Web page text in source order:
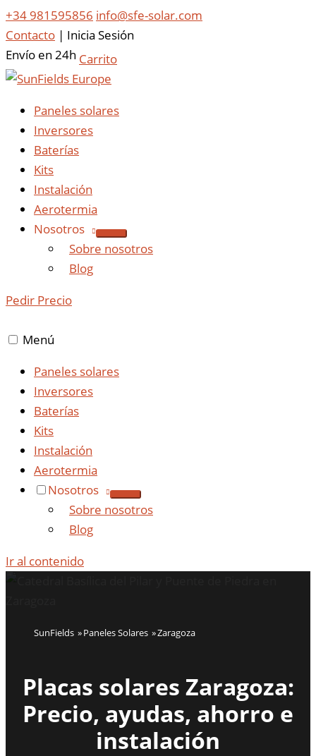
+34 981595856 info@sfe-solar.com
Contacto | Inicia Sesión
Envío en 24h Carrito
Paneles solares
Inversores
Baterías
Kits
Instalación
Aerotermia
Nosotros
Sobre nosotros
Blog
Pedir Precio
Menú
Paneles solares
Inversores
Baterías
Kits
Instalación
Aerotermia
Nosotros
Sobre nosotros
Blog
Ir al contenido
SunFields Paneles Solares Zaragoza
Placas solares Zaragoza:
Precio, ayudas, ahorro e
instalación